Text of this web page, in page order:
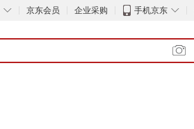
◇ 京东会员 企业采购 ◇
手机京东